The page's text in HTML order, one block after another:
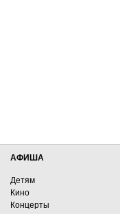
АФИША
Детям
Кино
Концерты